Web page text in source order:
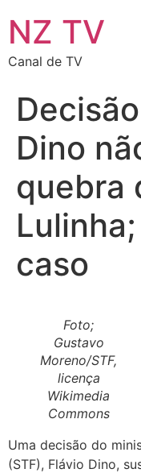
NZ TV
Canal de TV
Dino
quebra
caso
Foto;
Gustavo
Moreno/STF,
licença
Wikimedia
Commons
Uma decisão do
(STF), Flávio Dino,